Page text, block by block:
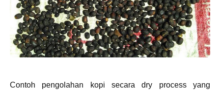
Contoh pengolahan kopi secara dry process yang